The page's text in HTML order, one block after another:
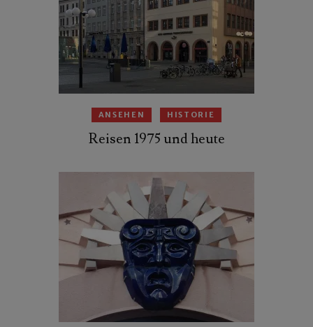
ANSEHEN HISTORIE
Reisen 1975 und heute